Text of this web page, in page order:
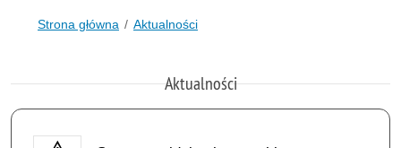
Strona główna Aktualności
Aktualności